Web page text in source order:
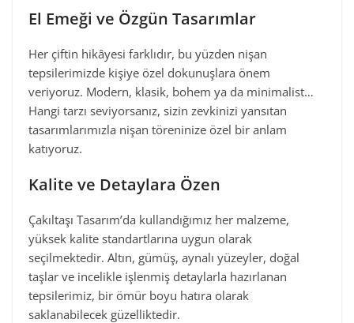
El Emeği ve Özgün Tasarımlar
Her çiftin hikâyesi farklıdır, bu yüzden nişan
tepsilerimizde kişiye özel dokunuşlara önem
veriyoruz. Modern, klasik, bohem ya da minimalist…
Hangi tarzı seviyorsanız, sizin zevkinizi yansıtan
tasarımlarımızla nişan töreninize özel bir anlam
katıyoruz.
Kalite ve Detaylara Özen
Çakıltaşı Tasarım’da kullandığımız her malzeme,
yüksek kalite standartlarına uygun olarak
seçilmektedir. Altın, gümüş, aynalı yüzeyler, doğal
taşlar ve incelikle işlenmiş detaylarla hazırlanan
tepsilerimiz, bir ömür boyu hatıra olarak
saklanabilecek güzelliktedir.